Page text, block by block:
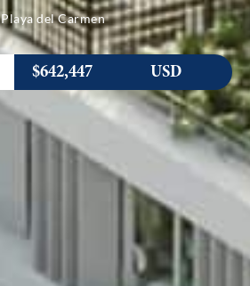
Playa del Carmen
$642,447 USD